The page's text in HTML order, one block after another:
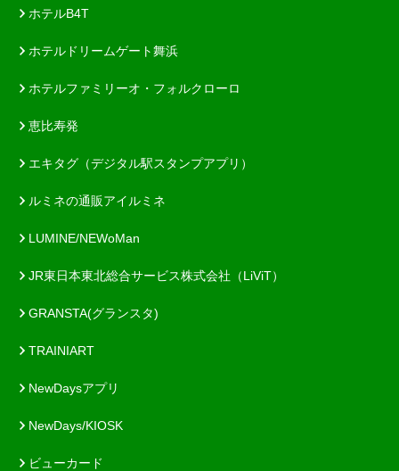
ホテルB4T
ホテルドリームゲート舞浜
ホテルファミリーオ・フォルクローロ
恵比寿発
エキタグ（デジタル駅スタンプアプリ）
ルミネの通販アイルミネ
LUMINE/NEWoMan
JR東日本東北総合サービス株式会社（LiViT）
GRANSTA(グランスタ)
TRAINIART
NewDaysアプリ
NewDays/KIOSK
ビューカード